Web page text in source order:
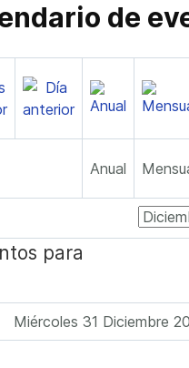
de
Anual
para
Miércoles 31 Diciembre